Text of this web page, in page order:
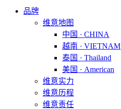
品牌
维意地图
中国 · CHINA
越南 · VIETNAM
泰国 · Thailand
美国 · American
维意实力
维意历程
维意责任